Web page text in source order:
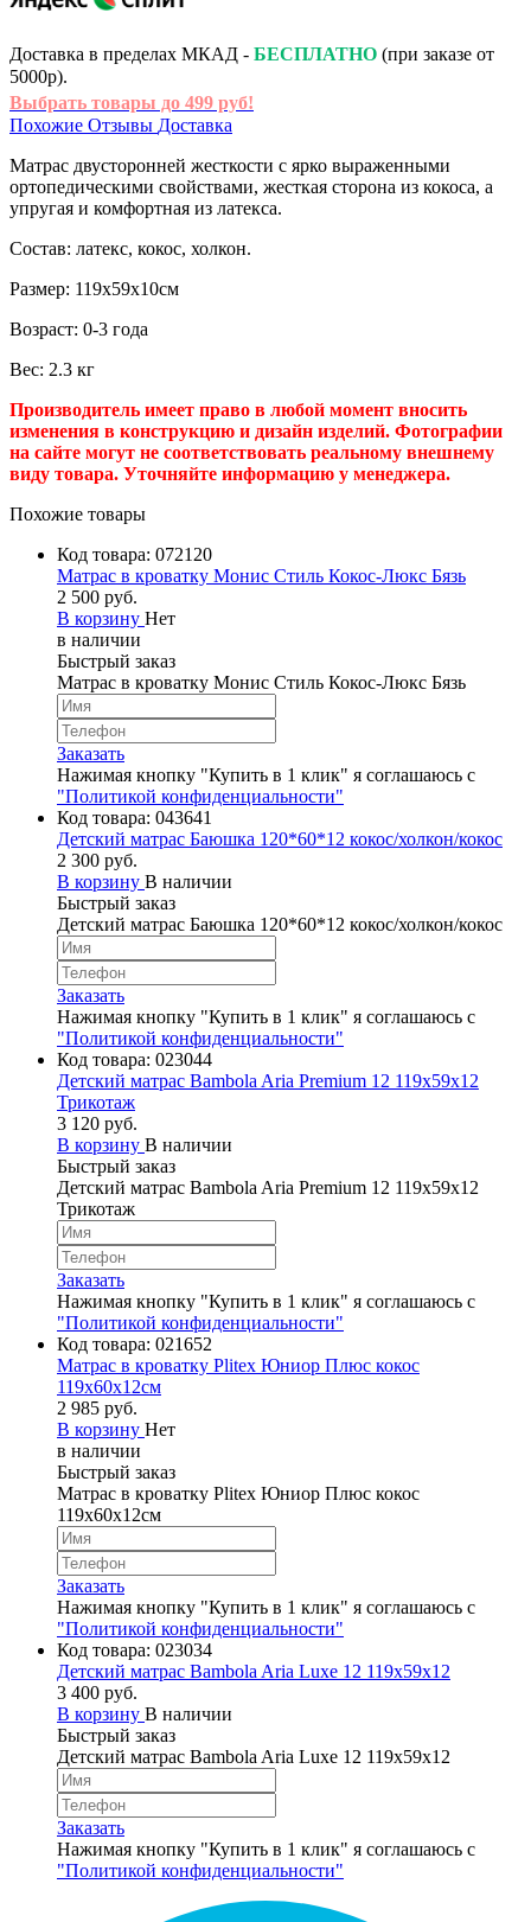
Доставка в пределах МКАД - БЕСПЛАТНО (при заказе от
5000р).
Выбрать товары до 499 руб!
Похожие Отзывы Доставка
Матрас двусторонней жесткости с ярко выраженными
ортопедическими свойствами, жесткая сторона из кокоса, а
упругая и комфортная из латекса.
Состав: латекс, кокос, холкон.
Размер: 119х59х10см
Возраст: 0-3 года
Вес: 2.3 кг
Производитель имеет право в любой момент вносить
изменения в конструкцию и дизайн изделий. Фотографии
на сайте могут не соответствовать реальному внешнему
виду товара. Уточняйте информацию у менеджера.
Похожие товары
Код товара: 072120
Матрас в кроватку Монис Стиль Кокос-Люкс Бязь
2 500 руб.
В корзину Нет
в наличии
Быстрый заказ
Матрас в кроватку Монис Стиль Кокос-Люкс Бязь
Заказать
Нажимая кнопку "Купить в 1 клик" я соглашаюсь с
"Политикой конфиденциальности"
Код товара: 043641
Детский матрас Баюшка 120*60*12 кокос/холкон/кокос
2 300 руб.
В корзину В наличии
Быстрый заказ
Детский матрас Баюшка 120*60*12 кокос/холкон/кокос
Заказать
Нажимая кнопку "Купить в 1 клик" я соглашаюсь с
"Политикой конфиденциальности"
Код товара: 023044
Детский матрас Bambola Aria Premium 12 119x59x12
Трикотаж
3 120 руб.
В корзину В наличии
Быстрый заказ
Детский матрас Bambola Aria Premium 12 119x59x12
Трикотаж
Заказать
Нажимая кнопку "Купить в 1 клик" я соглашаюсь с
"Политикой конфиденциальности"
Код товара: 021652
Матрас в кроватку Plitex Юниор Плюс кокос
119х60х12см
2 985 руб.
В корзину Нет
в наличии
Быстрый заказ
Матрас в кроватку Plitex Юниор Плюс кокос
119х60х12см
Заказать
Нажимая кнопку "Купить в 1 клик" я соглашаюсь с
"Политикой конфиденциальности"
Код товара: 023034
Детский матрас Bambola Aria Luxe 12 119х59х12
3 400 руб.
В корзину В наличии
Быстрый заказ
Детский матрас Bambola Aria Luxe 12 119х59х12
Заказать
Нажимая кнопку "Купить в 1 клик" я соглашаюсь с
"Политикой конфиденциальности"